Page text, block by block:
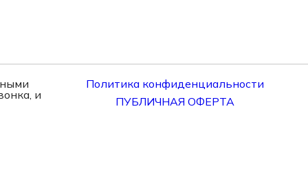
и
Политика конфиденциальности
ПУБЛИЧНАЯ ОФЕРТА